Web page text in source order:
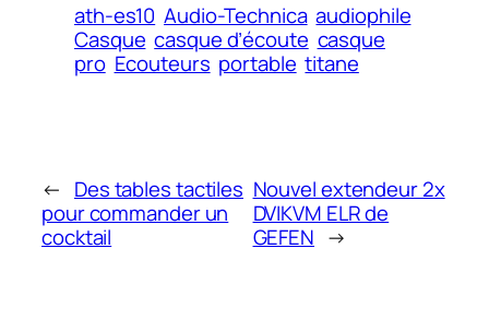
ath-es10 Audio-Technica audiophile
Casque casque d’écoute casque
pro Ecouteurs portable titane
← Des tables tactiles
pour commander un
cocktail
Nouvel extendeur 2x
DVIKVM ELR de
GEFEN →